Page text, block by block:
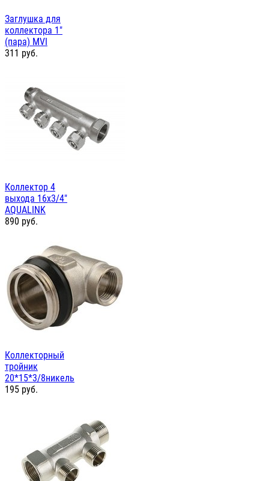
Заглушка для
коллектора 1"
(пара) MVI
311 руб.
Коллектор 4
выхода 16х3/4"
AQUALINK
890 руб.
Коллекторный
тройник
20*15*3/8никель
195 руб.